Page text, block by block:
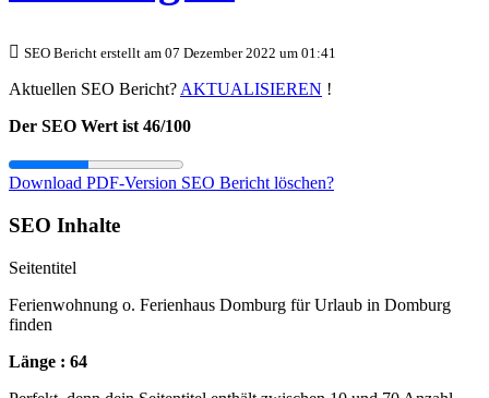
SEO Bericht erstellt am 07 Dezember 2022 um 01:41
Aktuellen SEO Bericht? AKTUALISIEREN !
Der SEO Wert ist 46/100
Download PDF-Version SEO Bericht löschen?
SEO Inhalte
Seitentitel
Ferienwohnung o. Ferienhaus Domburg für Urlaub in Domburg
finden
Länge : 64